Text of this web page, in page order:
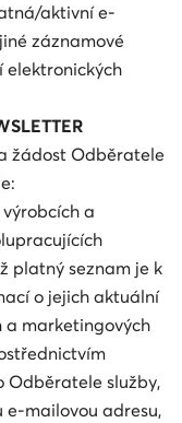
aktivní e-
záznamové
elektronických
žádost Odběratele
a
platný seznam je k
o jejich aktuální
a marketingových
Odběratele služby,
e-mailovou adresu,